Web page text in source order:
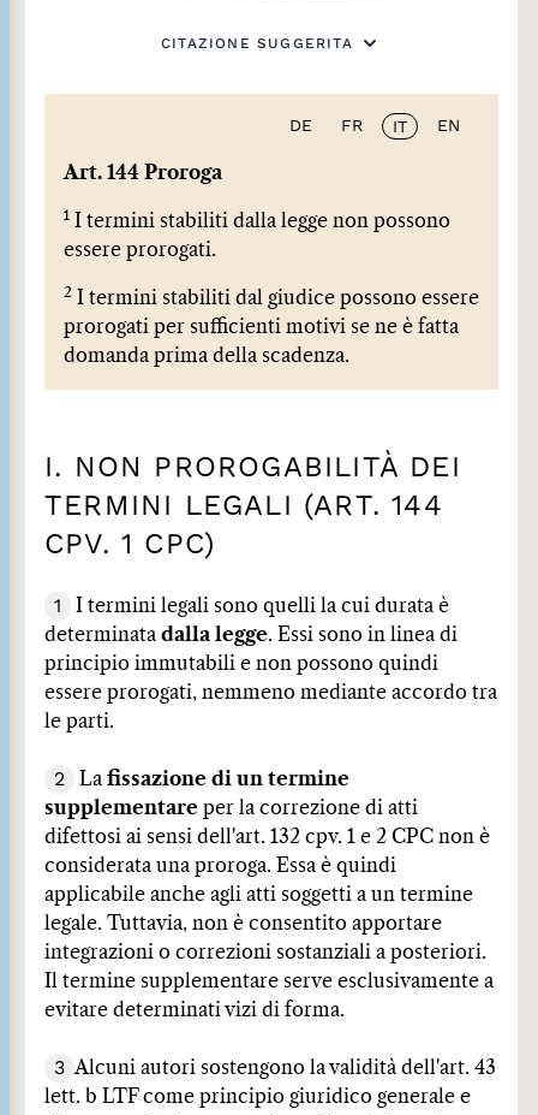
CITAZIONE SUGGERITA
DE FR IT EN
Art. 144 Proroga
1 I termini stabiliti dalla legge non possono
essere prorogati.
2 I termini stabiliti dal giudice possono essere
prorogati per sufficienti motivi se ne è fatta
domanda prima della scadenza.
I. NON PROROGABILITÀ DEI
TERMINI LEGALI (ART. 144
CPV. 1 CPC)
1
I termini legali sono quelli la cui durata è
determinata dalla legge. Essi sono in linea di
principio immutabili e non possono quindi
essere prorogati, nemmeno mediante accordo tra
le parti.
2 La fissazione di un termine
supplementare per la correzione di atti
difettosi ai sensi dell'art. 132 cpv. 1 e 2 CPC non è
considerata una proroga. Essa è quindi
applicabile anche agli atti soggetti a un termine
legale. Tuttavia, non è consentito apportare
integrazioni o correzioni sostanziali a posteriori.
Il termine supplementare serve esclusivamente a
evitare determinati vizi di forma.
3 Alcuni autori sostengono la validità dell'art. 43
lett. b LTF come principio giuridico generale e